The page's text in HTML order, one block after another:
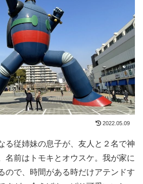
2022.05.09
従姉妹の息子が、友人と２名で神
名前はトモキとオウスケ。我が家に
ので、時間がある時だけアテンドす